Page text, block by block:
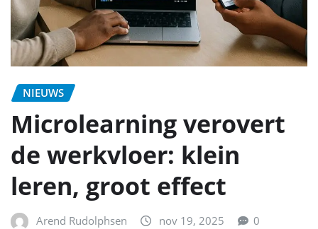
NIEUWS
Microlearning verovert
de werkvloer: klein
leren, groot effect
Arend Rudolphsen nov 19, 2025 0